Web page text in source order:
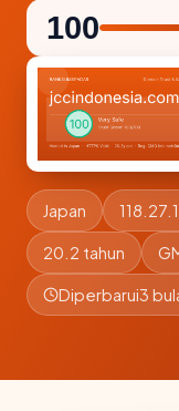
100
Japan
20.2 tahun
Diperbarui3